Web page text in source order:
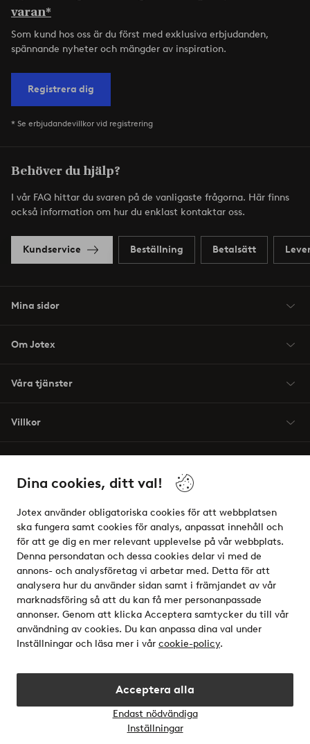
Dina cookies, ditt val!
Jotex använder obligatoriska cookies för att webbplatsen
ska fungera samt cookies för analys, anpassat innehåll och
för att ge dig en mer relevant upplevelse på vår webbplats.
Denna persondatan och dessa cookies delar vi med de
annons- och analysföretag vi arbetar med. Detta för att
analysera hur du använder sidan samt i främjandet av vår
marknadsföring så att du kan få mer personanpassade
annonser. Genom att klicka Acceptera samtycker du till vår
användning av cookies. Du kan anpassa dina val under
Inställningar och läsa mer i vår cookie-policy.
Acceptera alla
Endast nödvändiga
Inställningar
varan*
Som kund hos oss är du först med exklusiva erbjudanden,
spännande nyheter och mängder av inspiration.
Registrera dig
* Se erbjudandevillkor vid registrering
Behöver du hjälp?
I vår FAQ hittar du svaren på de vanligaste frågorna. Här finns
också information om hur du enklast kontaktar oss.
Kundservice Beställning Betalsätt
Mina sidor
Om Jotex
Våra tjänster
Villkor
Säkra betalningar - Betala direkt eller dela upp
Vill du veta mer om våra betalalternativ?
elpy